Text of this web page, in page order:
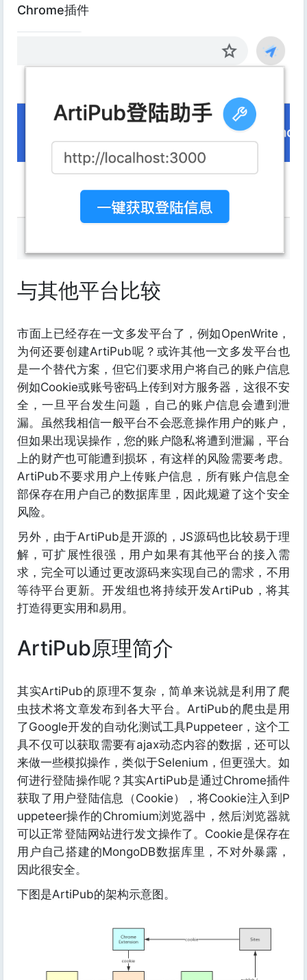
Chrome插件
与其他平台比较
市面上已经存在一文多发平台了，例如OpenWrite，
为何还要创建ArtiPub呢？或许其他一文多发平台也
是一个替代方案，但它们要求用户将自己的账户信息
例如Cookie或账号密码上传到对方服务器，这很不安
全，一旦平台发生问题，自己的账户信息会遭到泄
漏。虽然我相信一般平台不会恶意操作用户的账户，
但如果出现误操作，您的账户隐私将遭到泄漏，平台
上的财产也可能遭到损坏，有这样的风险需要考虑。
ArtiPub不要求用户上传账户信息，所有账户信息全
部保存在用户自己的数据库里，因此规避了这个安全
风险。
另外，由于ArtiPub是开源的，JS源码也比较易于理
解，可扩展性很强，用户如果有其他平台的接入需
求，完全可以通过更改源码来实现自己的需求，不用
等待平台更新。开发组也将持续开发ArtiPub，将其
打造得更实用和易用。
ArtiPub原理简介
其实ArtiPub的原理不复杂，简单来说就是利用了爬
虫技术将文章发布到各大平台。ArtiPub的爬虫是用
了Google开发的自动化测试工具Puppeteer，这个工
具不仅可以获取需要有ajax动态内容的数据，还可以
来做一些模拟操作，类似于Selenium，但更强大。如
何进行登陆操作呢？其实ArtiPub是通过Chrome插件
获取了用户登陆信息（Cookie），将Cookie注入到P
uppeteer操作的Chromium浏览器中，然后浏览器就
可以正常登陆网站进行发文操作了。Cookie是保存在
用户自己搭建的MongoDB数据库里，不对外暴露，
因此很安全。
下图是ArtiPub的架构示意图。